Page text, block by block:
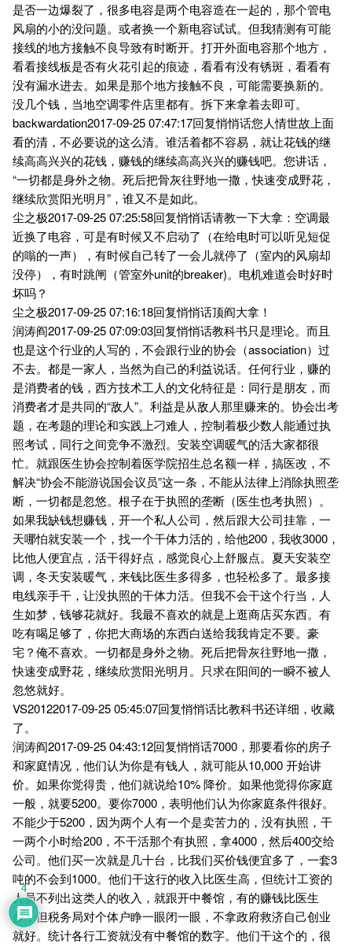
是否一边爆裂了，很多电容是两个电容造在一起的，那个管电
风扇的小的没问题。或者换一个新电容试试。但我猜测有可能
接线的地方接触不良导致有时断开。打开外面电容那个地方，
看看接线板是否有火花引起的痕迹，看看有没有锈斑，看看有
没有漏水进去。如果是那个地方接触不良，可能需要换新的。
没几个钱，当地空调零件店里都有。拆下来拿着去即可。
backwardation2017-09-25 07:47:17回复悄悄话您人情世故上面
看的清，不必要说的这么清。谁活着都不容易，就让花钱的继
续高高兴兴的花钱，赚钱的继续高高兴兴的赚钱吧。您讲话，
“一切都是身外之物。死后把骨灰往野地一撒，快速变成野花，
继续欣赏阳光明月”，谁又不是如此。
尘之极2017-09-25 07:25:58回复悄悄话请教一下大拿：空调最
近换了电容，可是有时候又不启动了（在给电时可以听见短促
的嗡的一声），有时候自己转了一会儿就停了（室内的风扇却
没停），有时跳闸（管室外unit的breaker)。电机难道会时好时
坏吗？
尘之极2017-09-25 07:16:18回复悄悄话顶阎大拿！
润涛阎2017-09-25 07:09:03回复悄悄话教科书只是理论。而且
也是这个行业的人写的，不会跟行业的协会（association）过
不去。都是一家人，当然为自己的利益说话。任何行业，赚的
是消费者的钱，西方技术工人的文化特征是：同行是朋友，而
消费者才是共同的“敌人”。利益是从敌人那里赚来的。协会出考
题，在考题的理论和实践上刁难人，控制着极少数人能通过执
照考试，同行之间竞争不激烈。安装空调暖气的活大家都很
忙。就跟医生协会控制着医学院招生总名额一样，搞医改，不
解决“协会不能游说国会议员”这一条，不能从法律上消除执照垄
断，一切都是忽悠。根子在于执照的垄断（医生也考执照）。
如果我缺钱想赚钱，开一个私人公司，然后跟大公司挂靠，一
天哪怕就安装一个，找一个干体力活的，给他200，我收3000，
比他人便宜点，活干得好点，感觉良心上舒服点。夏天安装空
调，冬天安装暖气，来钱比医生多得多，也轻松多了。最多接
电线亲手干，让没执照的干体力活。但我不会干这个行当，人
生如梦，钱够花就好。我最不喜欢的就是上逛商店买东西。有
吃有喝足够了，你把大商场的东西白送给我我肯定不要。豪
宅？俺不喜欢。一切都是身外之物。死后把骨灰往野地一撒，
快速变成野花，继续欣赏阳光明月。只求在阳间的一瞬不被人
忽悠就好。
VS20122017-09-25 05:45:07回复悄悄话比教科书还详细，收藏
了。
润涛阎2017-09-25 04:43:12回复悄悄话7000，那要看你的房子
和家庭情况，他们认为你是有钱人，就可能从10,000 开始讲
价。如果你觉得贵，他们就说给10% 降价。如果他觉得你家庭
一般，就要5200。要你7000，表明他们认为你家庭条件很好。
不能少于5200，因为两个人有一个是卖苦力的，没有执照，干
一两个小时给200，不干活那个有执照，拿4000，然后400交给
公司。他们买一次就是几十台，比我们买价钱便宜多了，一套3
吨的不会到1000。他们干这行的收入比医生高，但统计工资的
人员不列出这类人的收入，就跟开中餐馆，有的赚钱比医生
多，但税务局对个体户睁一眼闭一眼，不拿政府救济自己创业
就好。统计各行工资就没有中餐馆的数字。他们干这个的，很
4